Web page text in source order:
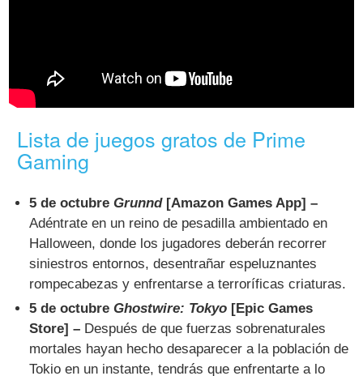
Lista de juegos gratos de Prime
Gaming
5 de octubreGrunnd[Amazon Games App] –
Adéntrate en un reino de pesadilla ambientado en
Halloween, donde los jugadores deberán recorrer
siniestros entornos, desentrañar espeluznantes
rompecabezas y enfrentarse a terroríficas criaturas.
5 de octubreGhostwire: Tokyo [Epic Games
Store] – Después de que fuerzas sobrenaturales
mortales hayan hecho desaparecer a la población de
Tokio en un instante, tendrás que enfrentarte a lo